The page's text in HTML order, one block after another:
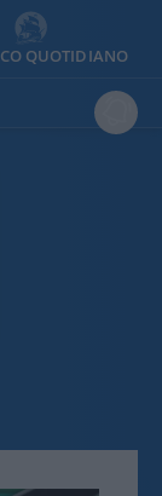
QUOTIDIANO